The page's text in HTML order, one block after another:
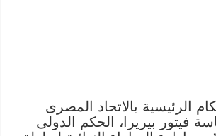
الرئيسية بالاتحاد المصرى
فيتور بيريرا، الحكم الدولى